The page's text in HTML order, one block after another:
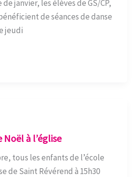
janvier, les élèves de GS/CP,
de séances de danse
jeudi
à l’église
tous les enfants de l’école
de Saint Révérend à 15h30